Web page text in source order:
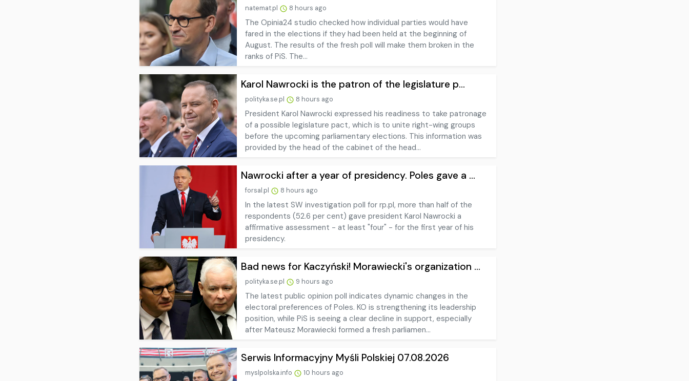
natemat.pl 8 hours ago
The Opinia24 studio checked how individual parties would have
fared in the elections if they had been held at the beginning of
August. The results of the fresh poll will make them broken in the
ranks of PiS. The...
Karol Nawrocki is the patron of the legislature p...
polityka.se.pl 8 hours ago
President Karol Nawrocki expressed his readiness to take patronage
of a possible legislature pact, which is to unite right-wing groups
before the upcoming parliamentary elections. This information was
provided by the head of the cabinet of the head...
Nawrocki after a year of presidency. Poles gave a ...
forsal.pl 8 hours ago
In the latest SW investigation poll for rp.pl, more than half of the
respondents (52.6 per cent) gave president Karol Nawrocki a
affirmative assessment - at least "four" - for the first year of his
presidency.
Bad news for Kaczyński! Morawiecki's organization ...
polityka.se.pl 9 hours ago
The latest public opinion poll indicates dynamic changes in the
electoral preferences of Poles. KO is strengthening its leadership
position, while PiS is seeing a clear decline in support, especially
after Mateusz Morawiecki formed a fresh parliamen...
Serwis Informacyjny Myśli Polskiej 07.08.2026
myslpolska.info 10 hours ago